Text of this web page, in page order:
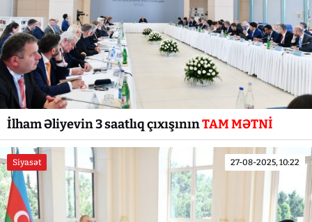
İlham Əliyevin 3 saatlıq çıxışınınTAM MƏTNİ
Siyasət 27-08-2025, 10:22